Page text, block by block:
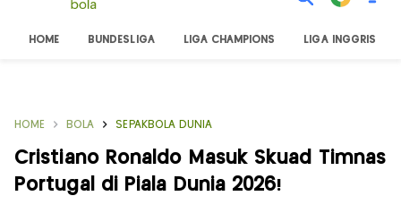
HOME BUNDESLIGA LIGA CHAMPIONS LIGA INGGRIS
HOME BOLA SEPAKBOLA DUNIA
Cristiano Ronaldo Masuk Skuad Timnas
Portugal di Piala Dunia 2026!